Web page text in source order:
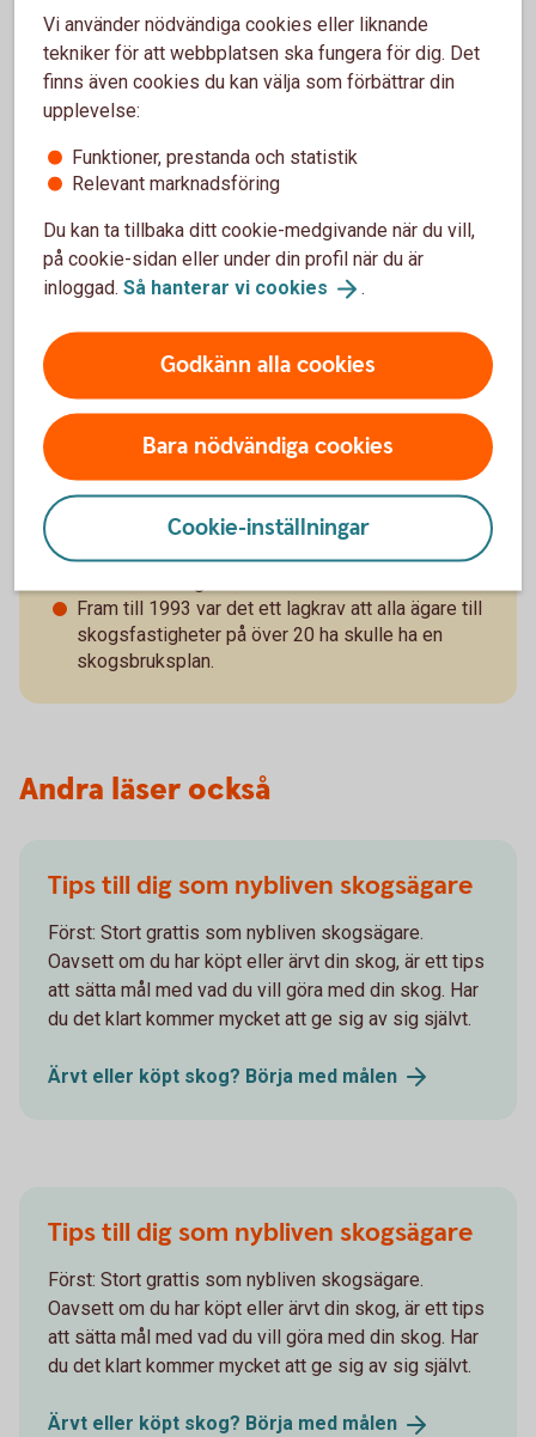
Vill du ha hjälp med din skog?
Är skogen en investering eller har du den som
hobby? Oavsett vad ger vi lösningar anpassade för
Äga skog – tips förskogsägare
Om skogsbruksplaner
Är du ny som skogsägare kommer du ha särskilt
Priset varierar, men ofta tar leverantörerna en
startkostnad på mellan 1 000 och 5 000 kr och
sedan 120–200 kr/ha.
Många leverantörer erbjuder skogsbruksplaner i
digital form, så att du kan uppdatera den själv och
Fram till 1993 var det ett lagkrav att alla ägare till
skogsfastigheter på över 20 ha skulle ha en
skogsbruksplan.
Andra läser också
Tips till dig som nybliven skogsägare
Först: Stort grattis som nybliven skogsägare.
Oavsett om du har köpt eller ärvt din skog, är ett tips
att sätta mål med vad du vill göra med din skog. Har
du det klart kommer mycket att ge sig av sig självt.
Ärvt eller köpt skog? Börja med målen
Tips till dig som nybliven skogsägare
Först: Stort grattis som nybliven skogsägare.
Oavsett om du har köpt eller ärvt din skog, är ett tips
att sätta mål med vad du vill göra med din skog. Har
du det klart kommer mycket att ge sig av sig självt.
Ärvt eller köpt skog? Börja med målen
Vi använder nödvändiga cookies eller liknande
tekniker för att webbplatsen ska fungera för dig. Det
finns även cookies du kan välja som förbättrar din
upplevelse:
Funktioner, prestanda och statistik
Relevant marknadsföring
Du kan ta tillbaka ditt cookie-medgivande när du vill,
på cookie-sidan eller under din profil när du är
inloggad. Så hanterar vi cookies .
Godkänn alla cookies
Bara nödvändiga cookies
Cookie-inställningar